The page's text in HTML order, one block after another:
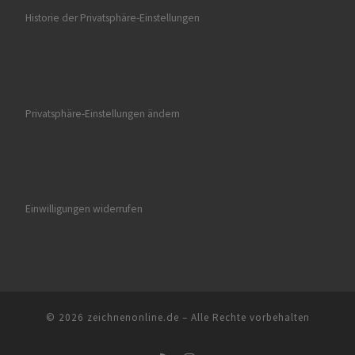
Historie der Privatsphäre-Einstellungen
Privatsphäre-Einstellungen ändern
Einwilligungen widerrufen
© 2026 zeichnenonline.de – Alle Rechte vorbehalten